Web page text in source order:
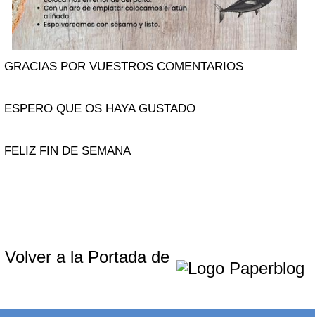
GRACIAS POR VUESTROS COMENTARIOS
ESPERO QUE OS HAYA GUSTADO
FELIZ FIN DE SEMANA
Volver a la Portada de